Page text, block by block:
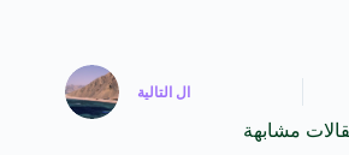
ال التالية
مشابهة